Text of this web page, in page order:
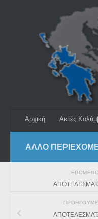
Αρχική Ακτές
ΆΛΛΟ